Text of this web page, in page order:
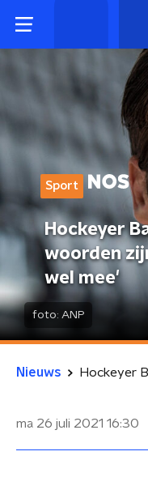
Sport
Hockeyer
woorden
wel mee'
foto: ANP
Nieuws
ma 26 juli 2021 16:30